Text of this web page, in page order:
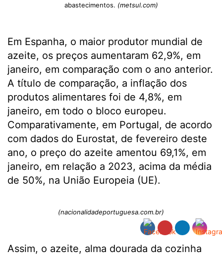
abastecimentos. (metsul.com)
Em Espanha, o maior produtor mundial de
azeite, os preços aumentaram 62,9%, em
janeiro, em comparação com o ano anterior.
A título de comparação, a inflação dos
produtos alimentares foi de 4,8%, em
janeiro, em todo o bloco europeu.
Comparativamente, em Portugal, de acordo
com dados do Eurostat, de fevereiro deste
ano, o preço do azeite amentou 69,1%, em
janeiro, em relação a 2023, acima da média
de 50%, na União Europeia (UE).
(nacionalidadeportuguesa.com.br)
Assim, o azeite, alma dourada da cozinha